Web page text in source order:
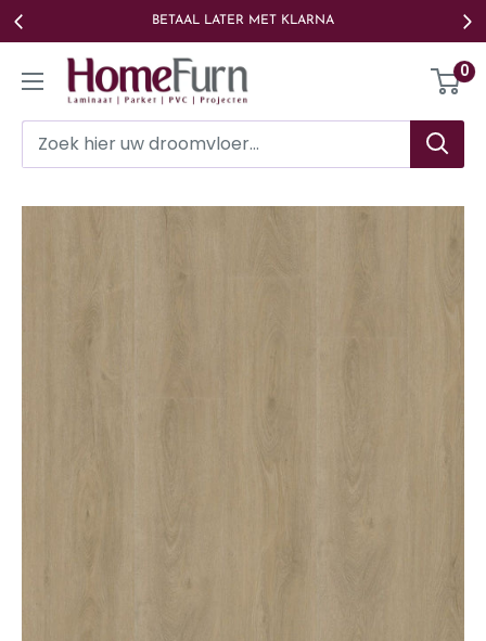
Ga
naar
BETAAL LATER MET KLARNA
Homefurn 0